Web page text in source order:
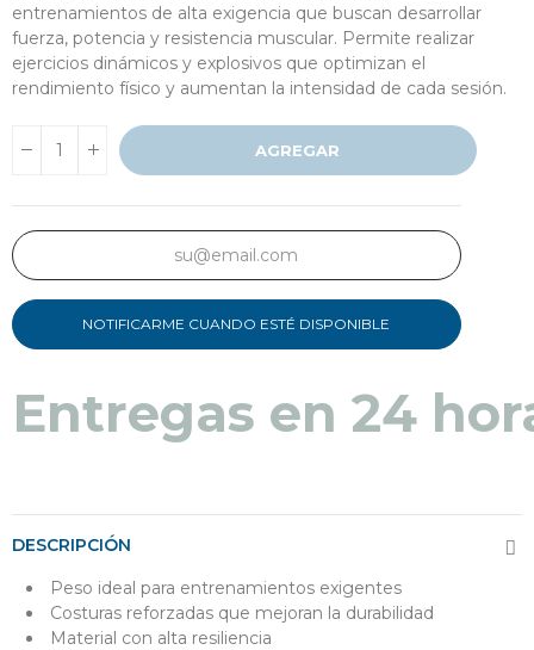
entrenamientos de alta exigencia que buscan desarrollar
fuerza, potencia y resistencia muscular. Permite realizar
ejercicios dinámicos y explosivos que optimizan el
rendimiento físico y aumentan la intensidad de cada sesión.
AGREGAR
NOTIFICARME CUANDO ESTÉ DISPONIBLE
Entregas en 24
DESCRIPCIÓN
Peso ideal para entrenamientos exigentes
Costuras reforzadas que mejoran la durabilidad
Material con alta resiliencia